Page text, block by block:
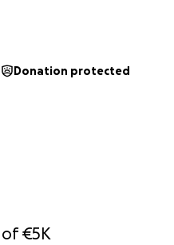
of€5K
Donation protected